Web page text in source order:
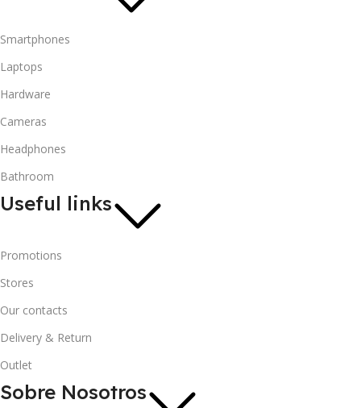
Smartphones
Laptops
Hardware
Cameras
Headphones
Bathroom
Useful links
Promotions
Stores
Our contacts
Delivery & Return
Outlet
Sobre Nosotros